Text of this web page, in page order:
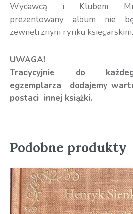
Wydawcą i Klubem
prezentowany album nie
zewnętrznym rynku księgarskim.
UWAGA!
Tradycyjnie do
egzemplarza dodajemy
postaci innej książki.
Podobne produkty